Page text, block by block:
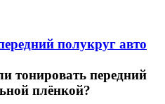
тонировать передний
плёнкой?